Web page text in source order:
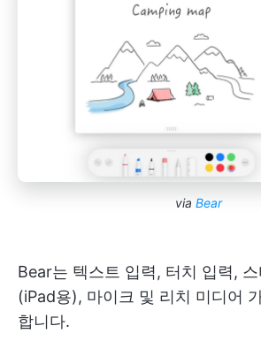
via Bear
Bear는 텍스트 입력, 터치 입력,
(iPad용), 마이크 및 리치 미디어
합니다.